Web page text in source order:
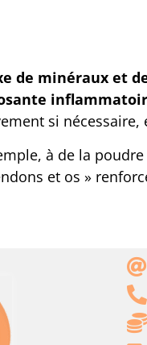
de minéraux et
si
à de la
et os »